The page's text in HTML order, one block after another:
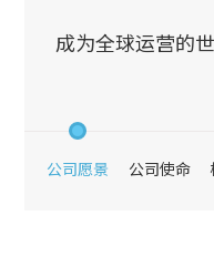
成为全球运营的
公司愿景 公司使命